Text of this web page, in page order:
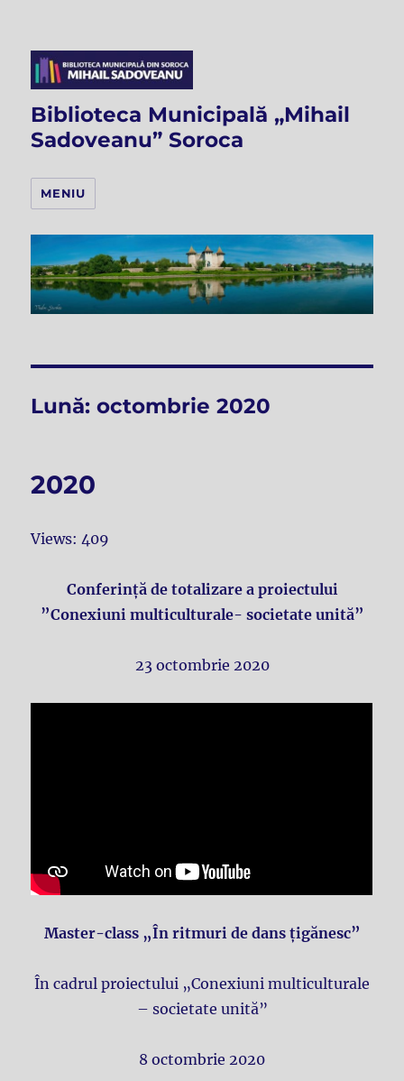
Biblioteca Municipală „Mihail
Sadoveanu” Soroca
MENIU
Lună:octombrie 2020
2020
Views: 409
Conferință de totalizare a proiectului
”Conexiuni multiculturale- societate unită”
23 octombrie 2020
Master-class „În ritmuri de dans țigănesc”
În cadrul proiectului „Conexiuni multiculturale
– societate unită”
8 octombrie 2020